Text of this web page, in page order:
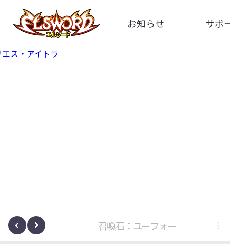
お知らせ
全体
サポ
サノヴァ 召喚石：ユーフォー